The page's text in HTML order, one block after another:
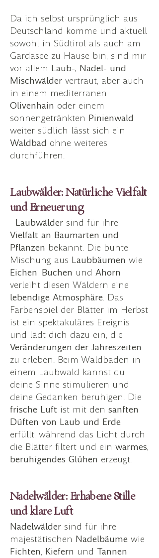
Da ich selbst ursprünglich aus
Deutschland komme und aktuell
sowohl in Südtirol als auch am
Gardasee zu Hause bin, sind mir
vor allem Laub-, Nadel- und
Mischwälder vertraut, aber auch
in einem mediterranen
Olivenhain oder einem
sonnengetränkten Pinienwald
weiter südlich lässt sich ein
Waldbad ohne weiteres
durchführen.
Laubwälder: Natürliche Vielfalt
und Erneuerung
Laubwälder sind für ihre
Vielfalt an Baumarten und
Pflanzen bekannt. Die bunte
Mischung aus Laubbäumen wie
Eichen, Buchen und Ahorn
verleiht diesen Wäldern eine
lebendige Atmosphäre. Das
Farbenspiel der Blätter im Herbst
ist ein spektakuläres Ereignis
und lädt dich dazu ein, die
Veränderungen der Jahreszeiten
zu erleben. Beim Waldbaden in
einem Laubwald kannst du
deine Sinne stimulieren und
deine Gedanken beruhigen. Die
frische Luft ist mit den sanften
Düften von Laub und Erde
erfüllt, während das Licht durch
die Blätter filtert und ein warmes,
beruhigendes Glühen erzeugt.
Nadelwälder: Erhabene Stille
und klare Luft
Nadelwälder sind für ihre
majestätischen Nadelbäume wie
Fichten, Kiefern und Tannen